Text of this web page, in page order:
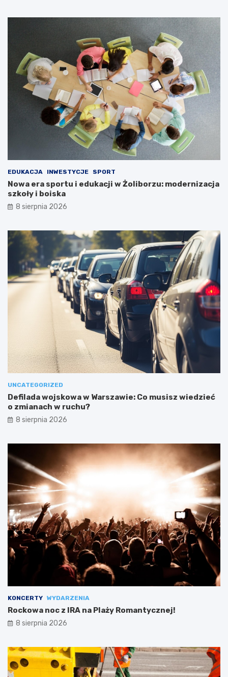
EDUKACJA INWESTYCJE SPORT
Nowa era sportu i edukacji w Żoliborzu: modernizacja
szkoły i boiska
8 sierpnia 2026
UNCATEGORIZED
Defilada wojskowa w Warszawie: Co musisz wiedzieć
o zmianach w ruchu?
8 sierpnia 2026
KONCERTY WYDARZENIA
Rockowa noc z IRA na Plaży Romantycznej!
8 sierpnia 2026